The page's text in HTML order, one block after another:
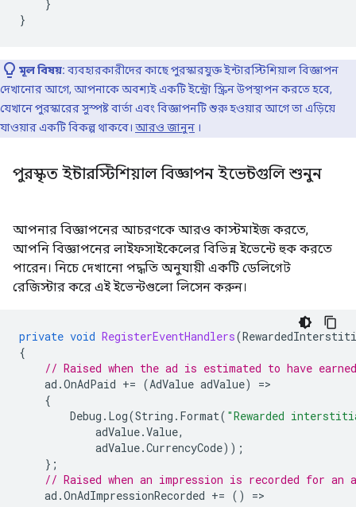
}
}
মূল বিষয়: ব্যবহারকারীদের কাছে পুরস্কারযুক্ত ইন্টারস্টিশিয়াল বিজ্ঞাপন
দেখানোর আগে, আপনাকে অবশ্যই একটি ইন্ট্রো স্ক্রিন উপস্থাপন করতে হবে,
যেখানে পুরস্কারের সুস্পষ্ট বার্তা এবং বিজ্ঞাপনটি শুরু হওয়ার আগে তা এড়িয়ে
যাওয়ার একটি বিকল্প থাকবে। আরও জানুন ।
পুরস্কৃত ইন্টারস্টিশিয়াল বিজ্ঞাপন ইভেন্টগুলি শুনুন
আপনার বিজ্ঞাপনের আচরণকে আরও কাস্টমাইজ করতে,
আপনি বিজ্ঞাপনের লাইফসাইকেলের বিভিন্ন ইভেন্টে হুক করতে
পারেন। নিচে দেখানো পদ্ধতি অনুযায়ী একটি ডেলিগেট
রেজিস্টার করে এই ইভেন্টগুলো লিসেন করুন।
private void RegisterEventHandlers(
{
// Raised when the ad is estimated to have
ad .OnAdPaid += (AdValue adValue) =
{
Debug . Log(String . Format( "Rewarded
adValue.Value,
adValue.CurrencyCode));
};
// Raised when an impression is recorded for an
ad .OnAdImpressionRecorded += () =